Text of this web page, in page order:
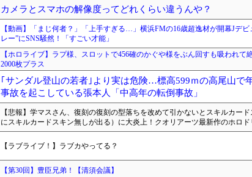
カメラとスマホの解像度ってどれくらい違うんや？
【動画】「まじ何者？」「上手すぎる…」横浜FMの16歳超逸材が開幕Jデビ
レー”にSNS騒然！「すごい才能」
【ホロライブ】ラプ様、スロットで456確のかぐや様をぶん回すも吸われ
2000枚プラス
｢サンダル登山の若者｣より実は危険…標高599ｍの高尾山で
事故を起こしている張本人「中高年の転倒事故」
【悲報】学マスさん、復刻の復刻の型落ちを改めて引かないとスキルカー
にスキルカードスキン無しが出る）に大炎上！クオリアーツ最新作のホロド
【ラブライブ！】ラブカやってる？
【第30回】豊臣兄弟！【清須会議】